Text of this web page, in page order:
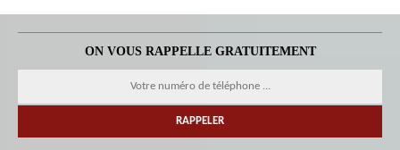
ON VOUS RAPPELLE GRATUITEMENT